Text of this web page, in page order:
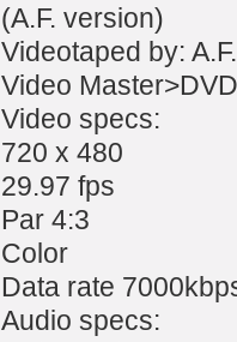
(A.F. version)
Videotaped by: A.F.
Video
Video specs:
720 x 480
29.97 fps
Par 4:3
Color
Data rate
Audio specs: